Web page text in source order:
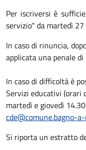
Per iscriversi è
servizio" da martedì
In caso di rinuncia,
applicata una penale
In caso di difficoltà è
Servizi educativi (orari
martedì e giovedì
cde@comune.bagno-
Si riporta un estratto